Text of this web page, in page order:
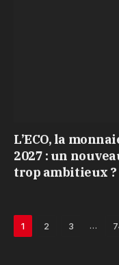
L’ECO, la
2027 : un
trop ambitieux ?
1 2 3 …